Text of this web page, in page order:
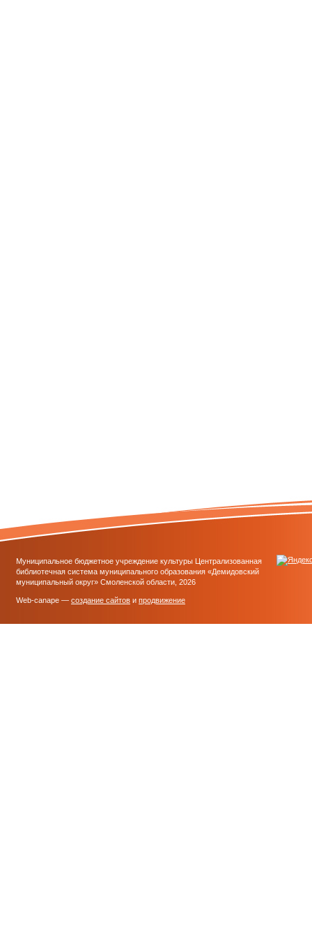
Муниципальное бюджетное учреждение культуры Централизованная
библиотечная система муниципального образования «Демидовский
муниципальный округ» Смоленской области, 2026
Web-canape — создание сайтов и продвижение